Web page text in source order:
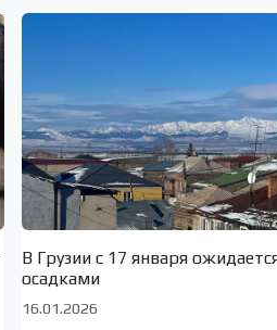
В Грузии с 17 января
осадками
16.01.2026